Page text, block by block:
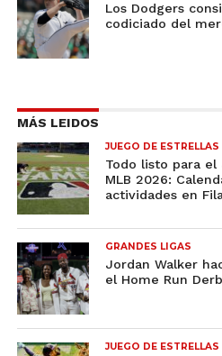
Los Dodgers
codiciado del
MÁS LEIDOS
JUEGO DE ESTRELLAS
Todo listo para
MLB 2026:
actividades en
GRANDES LIGAS
Jordan Walker
el Home Run
JUEGO DE ESTRELLAS